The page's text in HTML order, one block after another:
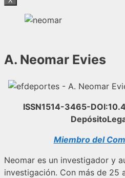
A. Neomar Evies
ISSN1514-3465-
Miembro del
Neomar es un investigador y
investigación. Con más de 25